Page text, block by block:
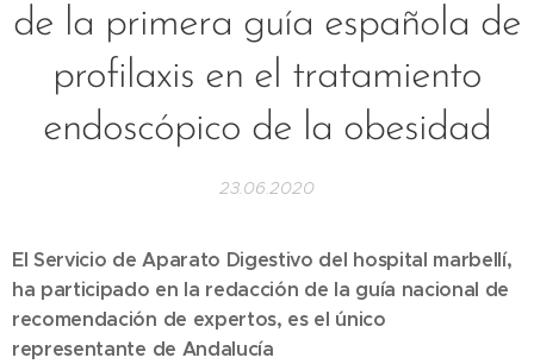
de la primera guía española de
profilaxis en el tratamiento
endoscópico de la obesidad
23.06.2020
El Servicio de Aparato Digestivo del hospital marbellí,
ha participado en la redacción de la guía nacional de
recomendación de expertos, es el único
representante de Andalucía